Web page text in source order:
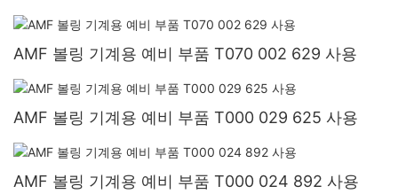
AMF 볼링 기계용 예비 부품 T070 002 629 사용
AMF 볼링 기계용 예비 부품 T000 029 625 사용
AMF 볼링 기계용 예비 부품 T000 024 892 사용